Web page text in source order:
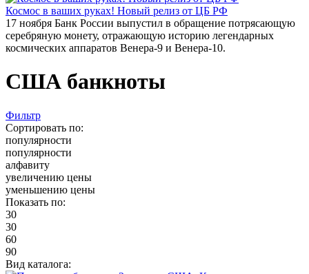
Космос в ваших руках! Новый релиз от ЦБ РФ
17 ноября Банк России выпустил в обращение потрясающую
серебряную монету, отражающую историю легендарных
космических аппаратов Венера-9 и Венера-10.
США банкноты
Фильтр
Сортировать по:
популярности
популярности
алфавиту
увеличению цены
уменьшению цены
Показать по:
30
30
60
90
Вид каталога: